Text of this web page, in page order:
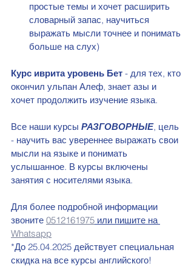
простые темы и хочет расширить
словарный запас, научиться
выражать мысли точнее и понимать
больше на слух)
Курс иврита уровень Бет - для тех, кто
окончил ульпан Алеф, знает азы и
хочет продолжить изучение языка.
Все наши курсы РАЗГОВОРНЫЕ, цель
- научить вас увереннее выражать свои
мысли на языке и понимать
услышанное. В курсы включены
занятия с носителями языка.
Для более подробной информации
звоните 0512161975 или пишите на
Whatsapp
*До 25.04.2025 действует специальная
скидка на все курсы английского!